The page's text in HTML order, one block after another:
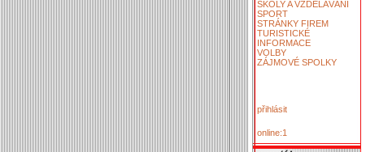
ŠKOLY A VZDĚLÁVÁNÍ
SPORT
STRÁNKY FIREM
TURISTICKÉ
INFORMACE
VOLBY
ZÁJMOVÉ SPOLKY
přihlásit
online:1